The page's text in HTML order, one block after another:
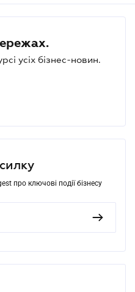
усіх бізнес-новин.
про ключові події бізнесу